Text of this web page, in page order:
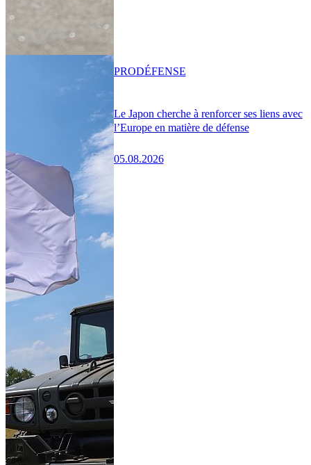
Le Japon cherche à renforcer ses liens avec
l’Europe en matière de défense
05.08.2026
PRODÉFENSE